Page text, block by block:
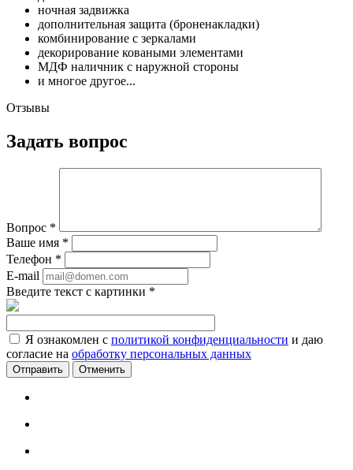
ночная задвижка
дополнительная защита (броненакладки)
комбинирование с зеркалами
декорирование коваными элементами
МДФ наличник с наружной стороны
и многое другое...
Отзывы
Задать вопрос
Вопрос *
Ваше имя *
Телефон *
E-mail
Введите текст с картинки *
Я ознакомлен с политикой конфиденциальности и даю
согласие на обработку персональных данных
Отменить